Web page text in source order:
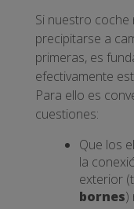
Si nuestro
precipitarse a
primeras, es
efectivamente
Para ello es
cuestiones:
Que los
la
exterior
bornes)